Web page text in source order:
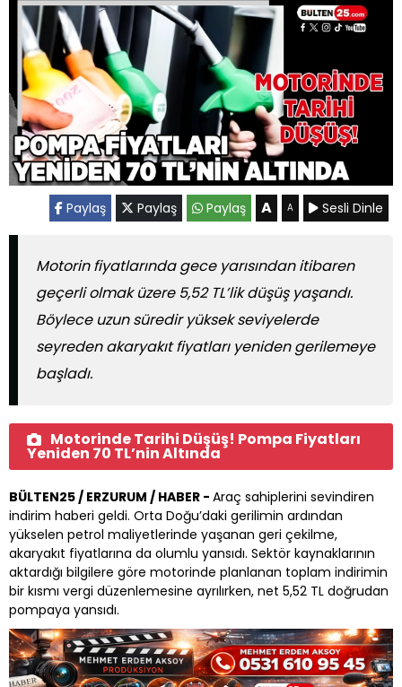
Paylaş Paylaş Paylaş A A Sesli Dinle
Motorin fiyatlarında gece yarısından itibaren
geçerli olmak üzere 5,52 TL’lik düşüş yaşandı.
Böylece uzun süredir yüksek seviyelerde
seyreden akaryakıt fiyatları yeniden gerilemeye
başladı.
Motorinde Tarihi Düşüş! Pompa Fiyatları
Yeniden 70 TL’nin Altında
BÜLTEN25 / ERZURUM / HABER - Araç sahiplerini sevindiren
indirim haberi geldi. Orta Doğu’daki gerilimin ardından
yükselen petrol maliyetlerinde yaşanan geri çekilme,
akaryakıt fiyatlarına da olumlu yansıdı. Sektör kaynaklarının
aktardığı bilgilere göre motorinde planlanan toplam indirimin
bir kısmı vergi düzenlemesine ayrılırken, net 5,52 TL doğrudan
pompaya yansıdı.